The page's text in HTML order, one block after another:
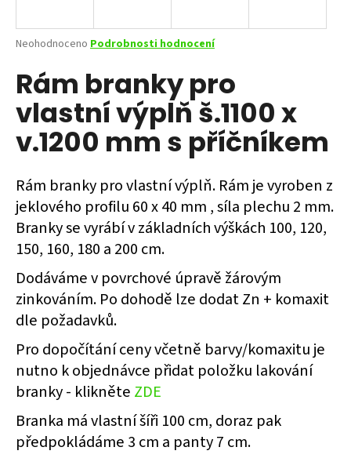
Průměrné
produktu
je
z
5
hvězdiček.
Neohodnoceno Podrobnosti hodnocení
Rám branky pro
vlastní výplň š.1100 x
v.1200 mm s příčníkem
Rám branky pro vlastní výplň. Rám je vyroben z
jeklového profilu 60 x 40 mm , síla plechu 2 mm.
Branky se vyrábí v základních výškách 100, 120,
150, 160, 180 a 200 cm.
Dodáváme v povrchové úpravě žárovým
zinkováním. Po dohodě lze dodat Zn + komaxit
dle požadavků.
Pro dopočítání ceny včetně barvy/komaxitu je
nutno k objednávce přidat položku lakování
branky - klikněte ZDE
Branka má vlastní šíři 100 cm, doraz pak
předpokládáme 3 cm a panty 7 cm.
j
t
?
HLEDAT
D
o
p
o
r
č
u
j
m
e